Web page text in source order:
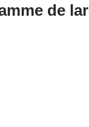
de